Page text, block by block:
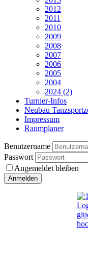
2012
2011
2010
2009
2008
2007
2006
2005
2004
2024 (2)
Turnier-Infos
Neubau
Impressum
Raumplaner
Benutzername
Passwort
Angemeldet bleiben